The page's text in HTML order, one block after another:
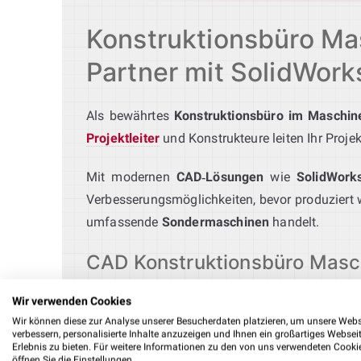
Konstruktionsbüro
Partner mit
Als bewährtes Konstruktionsbüro im
Projektleiter und Konstrukteure leiten Ihr
Mit modernen CAD‑Lösungen wie
Verbesserungsmöglichkeiten, bevor
umfassende Sondermaschinen handelt.
CAD Konstruktionsbüro
UnserMaschinenbau Büro
maßgeschneiderteBlechkonstruktionenfür
Unsere Ingenieure analysieren Ihre
Wir verwenden Cookies
Wir können diese zur Analyse unserer Besucherdaten platzieren, um unsere
verbessern, personalisierte Inhalte anzuzeigen und Ihnen ein großartiges
Erlebnis zu bieten. Für weitere Informationen zu den von uns verwendeten